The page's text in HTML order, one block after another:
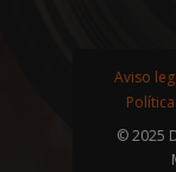
Aviso
© 2025